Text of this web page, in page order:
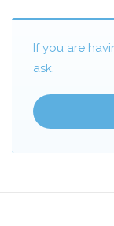
If you are
ask.